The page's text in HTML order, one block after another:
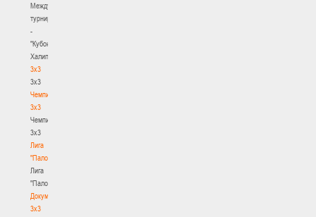
Международный
турнир
-
"Кубок
Халипского"
3x3
3x3
Чемпионат
3х3
Чемпионат
3х3
Лига
"Палова"
Лига
"Палова"
Документы
3х3